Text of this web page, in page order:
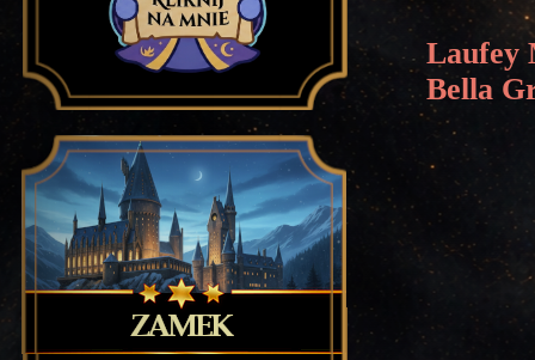
Laufey
Bella